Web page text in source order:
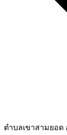
ตำบลเขาสามยอด